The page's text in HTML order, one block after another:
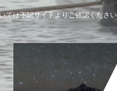
ては下記サイトよりご確認ください